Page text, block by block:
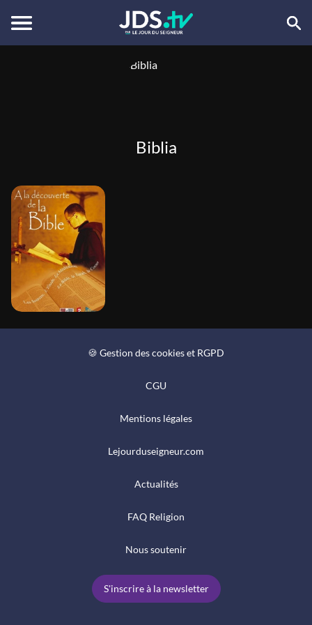
Biblia
🍪 Gestion des cookies et RGPD
CGU
Mentions légales
Lejourduseigneur.com
Actualités
FAQ Religion
Nous soutenir
S'inscrire à la newsletter